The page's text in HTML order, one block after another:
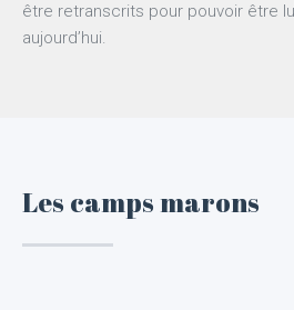
être retranscrits pour pouvoir être
aujourd’hui.
Les camps marons